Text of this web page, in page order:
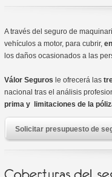
A través del seguro de
vehículos a motor, para cubrir,
los daños ocasionados a las
Válor Seguros le ofrecerá las
nacional tras el análisis
prima y limitaciones de la
Solicitar presupuesto de